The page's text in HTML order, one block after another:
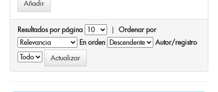
Resultados por página | Ordenar por
En orden
Autor/registro